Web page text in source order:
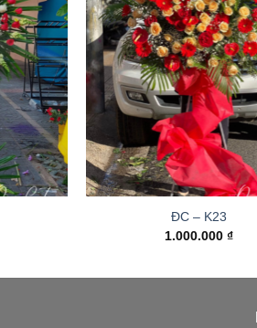
ĐC – K23
1.000.000 ₫